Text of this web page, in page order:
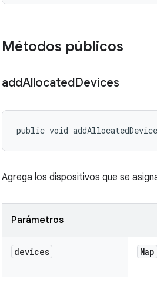
Métodos públicos
addAllocatedDevices
public void
Agrega los dispositivos que se
Parámetros
devices Map